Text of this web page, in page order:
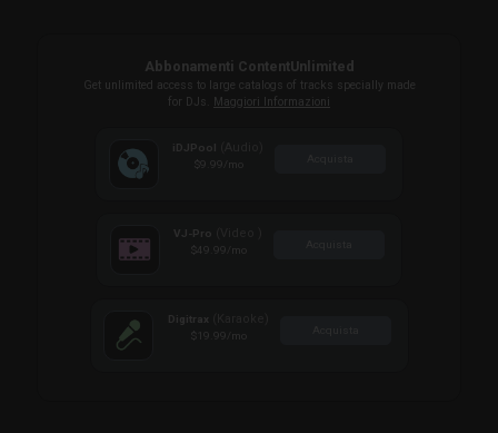
Abbonamenti ContentUnlimited
Get unlimited access to large catalogs of tracks specially made
for DJs. Maggiori Informazioni
iDJPool
$9.99 /mo
VJ-Pro
$49.99 /mo
Digitrax
$19.99 /mo